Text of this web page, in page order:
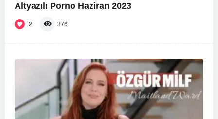
Altyazılı Porno Haziran 2023
2 376